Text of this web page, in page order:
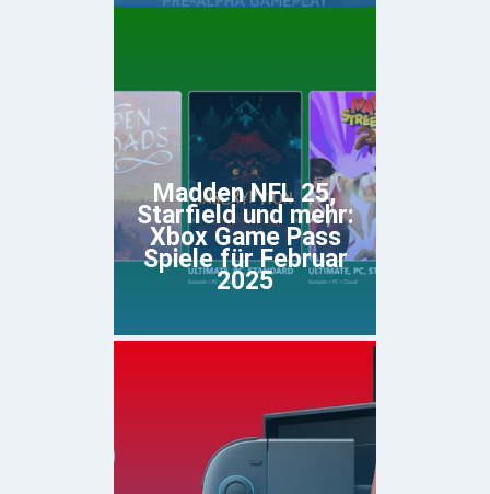
Madden NFL 25,
Starfield und mehr:
Xbox Game Pass
Spiele für Februar
2025